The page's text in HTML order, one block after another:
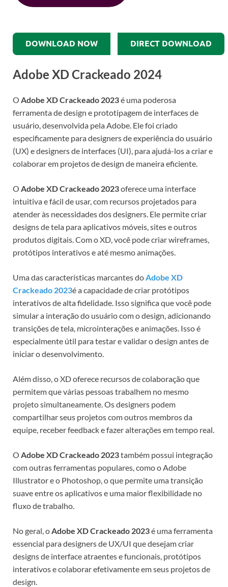
DOWNLOAD NOW DIRECT DOWNLOAD
Adobe XD Crackeado 2024
O Adobe XD Crackeado 2023é uma poderosa
ferramenta de design e prototipagem de interfaces de
usuário, desenvolvida pela Adobe. Ele foi criado
especificamente para designers de experiência do usuário
(UX) e designers de interfaces (UI), para ajudá-los a criar e
colaborar em projetos de design de maneira eficiente.
O Adobe XD Crackeado 2023oferece uma interface
intuitiva e fácil de usar, com recursos projetados para
atender às necessidades dos designers. Ele permite criar
designs de tela para aplicativos móveis, sites e outros
produtos digitais. Com o XD, você pode criar wireframes,
protótipos interativos e até mesmo animações.
Uma das características marcantes do Adobe XD
Crackeado 2023é a capacidade de criar protótipos
interativos de alta fidelidade. Isso significa que você pode
simular a interação do usuário com o design, adicionando
transições de tela, microinterações e animações. Isso é
especialmente útil para testar e validar o design antes de
iniciar o desenvolvimento.
Além disso, o XD oferece recursos de colaboração que
permitem que várias pessoas trabalhem no mesmo
projeto simultaneamente. Os designers podem
compartilhar seus projetos com outros membros da
equipe, receber feedback e fazer alterações em tempo real.
O Adobe XD Crackeado 2023também possui integração
com outras ferramentas populares, como o Adobe
Illustrator e o Photoshop, o que permite uma transição
suave entre os aplicativos e uma maior flexibilidade no
fluxo de trabalho.
No geral, o Adobe XD Crackeado 2023é uma ferramenta
essencial para designers de UX/UI que desejam criar
designs de interface atraentes e funcionais, protótipos
interativos e colaborar efetivamente em seus projetos de
design.